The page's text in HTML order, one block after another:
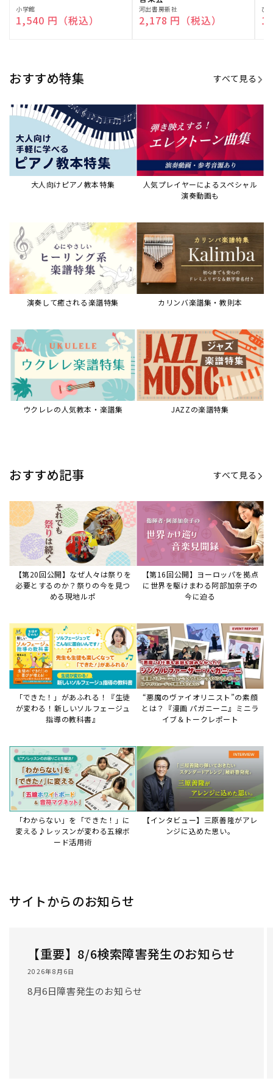
販
売
小学館
通常価格
1,540 円（税込）
販
売
河出書房新社
通常価格
2,178 円（税込）
販
売
ひ
おすすめ特集 すべて見る
大人向けピアノ教本特集
人気プレイヤーによるスペシャル
演奏動画も
演奏して癒される楽譜特集 カリンバ楽譜集・教則本
ウクレレの人気教本・楽譜集 JAZZの楽譜特集
おすすめ記事 すべて見る
【第20回公開】なぜ人々は祭りを
必要とするのか？祭りの今を見つ
める現地ルポ
【第16回公開】ヨーロッパを拠点
に世界を駆けまわる阿部加奈子の
今に迫る
「できた！」があふれる！『生徒
が変わる！新しいソルフェージュ
指導の教科書』
“悪魔のヴァイオリニスト”の素顔
とは？『漫画 パガニーニ』ミニラ
イブ＆トークレポート
「わからない」を「できた！」に
変える♪レッスンが変わる五線ボ
ード活用術
【インタビュー】三原善隆がアレ
ンジに込めた思い。
サイトからのお知らせ
【重要】8/6検索障害発生のお知らせ
2026年8月6日
8月6日障害発生のお知らせ